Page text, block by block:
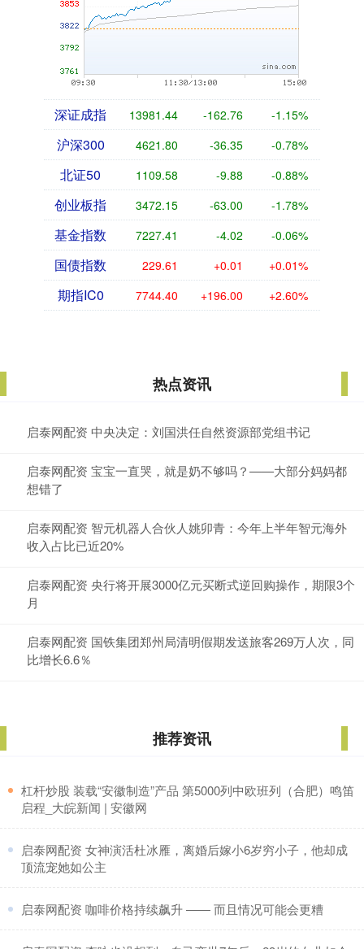
深证成指 13981.44 -162.76 -1.15%
沪深300 4621.80 -36.35 -0.78%
北证50 1109.58 -9.88 -0.88%
创业板指 3472.15 -63.00 -1.78%
基金指数 7227.41 -4.02 -0.06%
国债指数 229.61 +0.01 +0.01%
期指IC0 7744.40 +196.00 +2.60%
热点资讯
启泰网配资 中央决定：刘国洪任自然资源部党组书记
启泰网配资 宝宝一直哭，就是奶不够吗？——大部分妈妈都
想错了
启泰网配资 智元机器人合伙人姚卯青：今年上半年智元海外
收入占比已近20%
启泰网配资 央行将开展3000亿元买断式逆回购操作，期限3个
月
启泰网配资 国铁集团郑州局清明假期发送旅客269万人次，同
比增长6.6％
推荐资讯
​杠杆炒股 装载“安徽制造”产品 第5000列中欧班列（合肥）鸣笛
启程_大皖新闻 | 安徽网
​启泰网配资 女神演活杜冰雁，离婚后嫁小6岁穷小子，他却成
顶流宠她如公主
​启泰网配资 咖啡价格持续飙升 —— 而且情况可能会更糟